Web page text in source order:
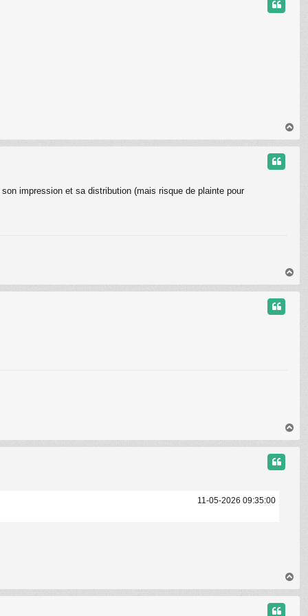
a
u
impression et sa distribution (mais risque de plainte pour
a
u
a
u
11-05-2026 09:35:00
a
u